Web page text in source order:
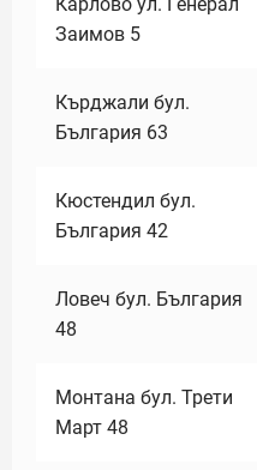
Заимов 5
Кърджали бул.
България 63
Кюстендил бул.
България 42
Ловеч бул. България
48
Монтана бул. Трети
Март 48